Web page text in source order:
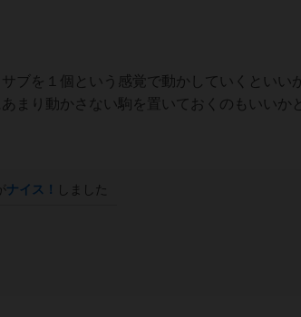
ブを１個という感覚で動かしていくといい
まり動かさない駒を置いておくのもいいか
ナイス！ しました